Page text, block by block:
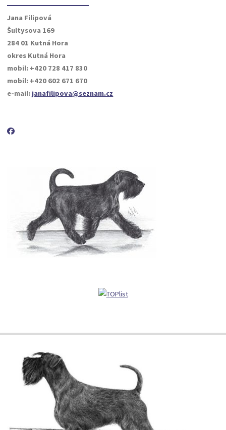
Jana Filipová
Šultysova 169
284 01 Kutná Hora
okres Kutná Hora
mobil: +420 728 417 830
mobil: +420 602 671 670
e-mail: janafilipova@seznam.cz